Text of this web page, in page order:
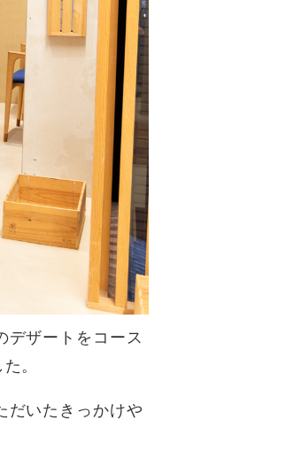
デザートをコース
。
だいたきっかけや